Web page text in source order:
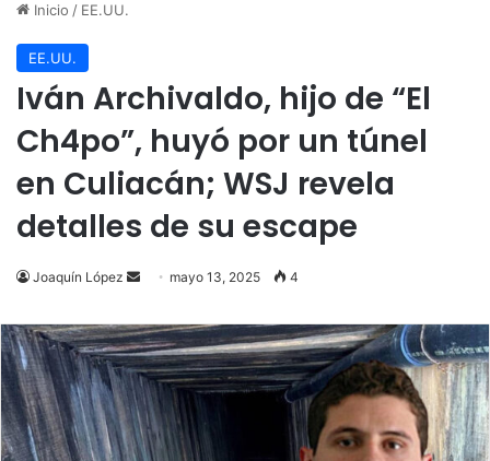
Inicio / EE.UU.
EE.UU.
Iván Archivaldo, hijo de “El
Ch4po”, huyó por un túnel
en Culiacán; WSJ revela
detalles de su escape
Joaquín López
Send
email
mayo 13, 2025 4